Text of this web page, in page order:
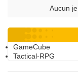
Aucun
GameCube
Tactical-RPG